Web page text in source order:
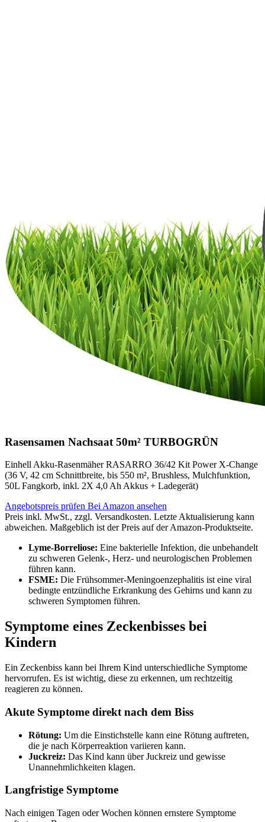
Rasensamen Nachsaat 50m² TURBOGRÜN
Einhell Akku-Rasenmäher RASARRO 36/42 Kit Power X-Change
(36 V, 42 cm Schnittbreite, bis 550 m², Brushless, Mulchfunktion,
50L Fangkorb, inkl. 2X 4,0 Ah Akkus + Ladegerät)
Angebotspreis prüfen Bei Amazon ansehen
Preis inkl. MwSt., zzgl. Versandkosten. Letzte Aktualisierung kann
abweichen. Maßgeblich ist der Preis auf der Amazon-Produktseite.
Lyme-Borreliose: Eine bakterielle Infektion, die unbehandelt
zu schweren Gelenk-, Herz- und neurologischen Problemen
führen kann.
FSME: Die Frühsommer-Meningoenzephalitis ist eine viral
bedingte entzündliche Erkrankung des Gehirns und kann zu
schweren Symptomen führen.
Symptome eines Zeckenbisses bei
Kindern
Ein Zeckenbiss kann bei Ihrem Kind unterschiedliche Symptome
hervorrufen. Es ist wichtig, diese zu erkennen, um rechtzeitig
reagieren zu können.
Akute Symptome direkt nach dem Biss
Rötung: Um die Einstichstelle kann eine Rötung auftreten,
die je nach Körperreaktion variieren kann.
Juckreiz: Das Kind kann über Juckreiz und gewisse
Unannehmlichkeiten klagen.
Langfristige Symptome
Nach einigen Tagen oder Wochen können ernstere Symptome